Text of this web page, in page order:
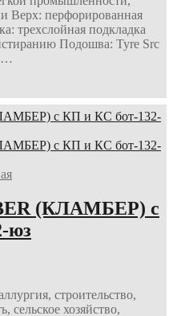
Верх: перфорированная
трехслойная подкладка
Подошва: Tyre Src
(КЛАМБЕР) с
юз
строительство,
сельское хозяйство,